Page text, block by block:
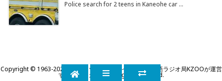
Police search for 2 teens in Kaneohe car ...
Copyright © 1963-2026 KZOOハワイ｜ハワイ州公認日本語ラジオ局KZOOが運営
するWEBマガジンAll Rights Reserved.